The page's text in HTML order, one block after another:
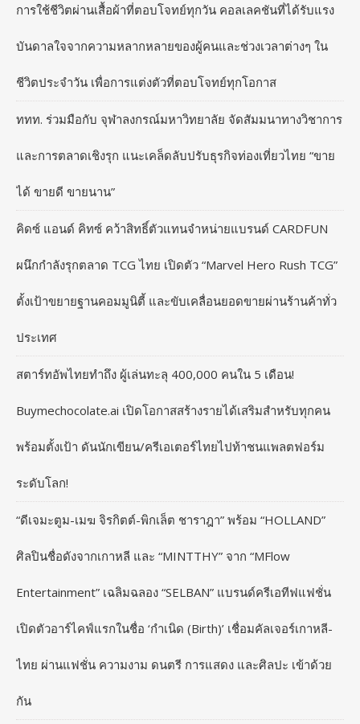
การใช้ชีวิตผ่านเสื้อผ้าที่ตอบโจทย์ทุกวัน คอลเลคชันที่ได้รับแรง
บันดาลใจจากความหลากหลายของผู้คนและช่วงเวลาต่างๆ ใน
ชีวิตประจำวัน เพื่อการแต่งตัวที่ตอบโจทย์ทุกโอกาส
ททท. ร่วมมือกับ จุฬาลงกรณ์มหาวิทยาลัย จัดสัมมนาทางวิชาการ
และการตลาดเชิงรุก แนะเคล็ดลับปรับธุรกิจท่องเที่ยวไทย “ขาย
ได้ ขายดี ขายนาน”
คิดซ์ แอนด์ คิทซ์ คว้าสิทธิ์ตัวแทนจำหน่ายแบรนด์ CARDFUN
ผนึกกำลังรุกตลาด TCG ไทย เปิดตัว “Marvel Hero Rush TCG”
ตั้งเป้าขยายฐานคอมมูนิตี้ และขับเคลื่อนยอดขายผ่านร้านค้าทั่ว
ประเทศ
สตาร์ทอัพไทยทำถึง ผู้เล่นทะลุ 400,000 คนใน 5 เดือน!
Buymechocolate.ai เปิดโอกาสสร้างรายได้เสริมสำหรับทุกคน
พร้อมตั้งเป้า ดันนักเขียน/ครีเอเตอร์ไทยไปท้าชนแพลตฟอร์ม
ระดับโลก!
“ดีเจมะตูม-เมฆ จิรกิตต์-พิกเล็ต ชาราฎา” พร้อม “HOLLAND”
ศิลปินชื่อดังจากเกาหลี และ “MINTTHY” จาก “MFlow
Entertainment” เฉลิมฉลอง “SELBAN” แบรนด์ครีเอทีฟแฟชั่น
เปิดตัวอาร์ไคฟ์แรกในชื่อ ‘กำเนิด (Birth)’ เชื่อมคัลเจอร์เกาหลี-
ไทย ผ่านแฟชั่น ความงาม ดนตรี การแสดง และศิลปะ เข้าด้วย
กัน